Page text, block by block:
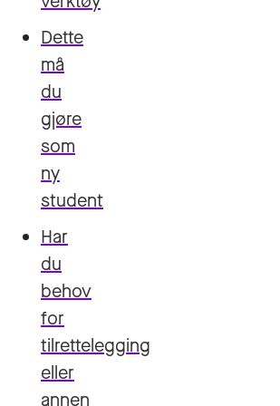
Dette
må
du
gjøre
som
ny
student
Har
du
behov
for
tilrettelegging
eller
annen